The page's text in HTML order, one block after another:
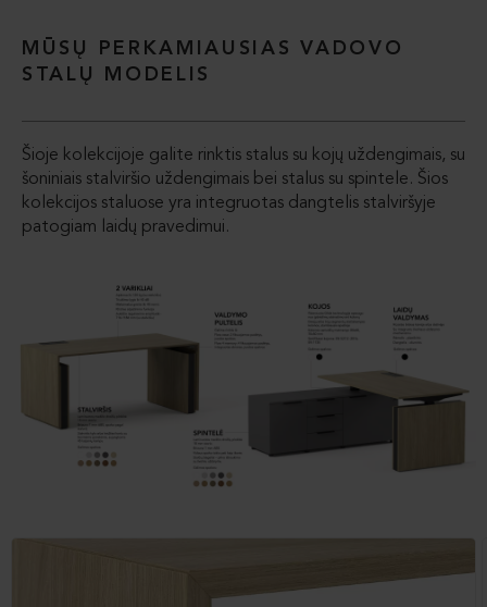
MŪSŲ PERKAMIAUSIAS VADOVO
STALŲ MODELIS
Šioje kolekcijoje galite rinktis stalus su kojų uždengimais, su
šoniniais stalviršio uždengimais bei stalus su spintele. Šios
kolekcijos staluose yra integruotas dangtelis stalviršyje
patogiam laidų pravedimui.